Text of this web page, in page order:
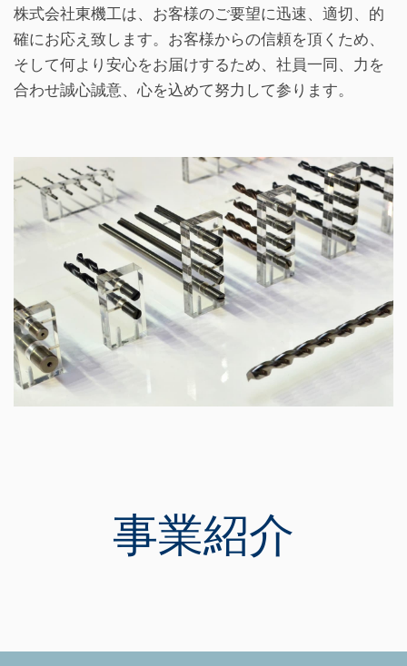
株式会社東機工は、お客様のご要望に迅速、適切、的
確にお応え致します。お客様からの信頼を頂くため、
そして何より安心をお届けするため、社員一同、力を
合わせ誠心誠意、心を込めて努力して参ります。
事業紹介